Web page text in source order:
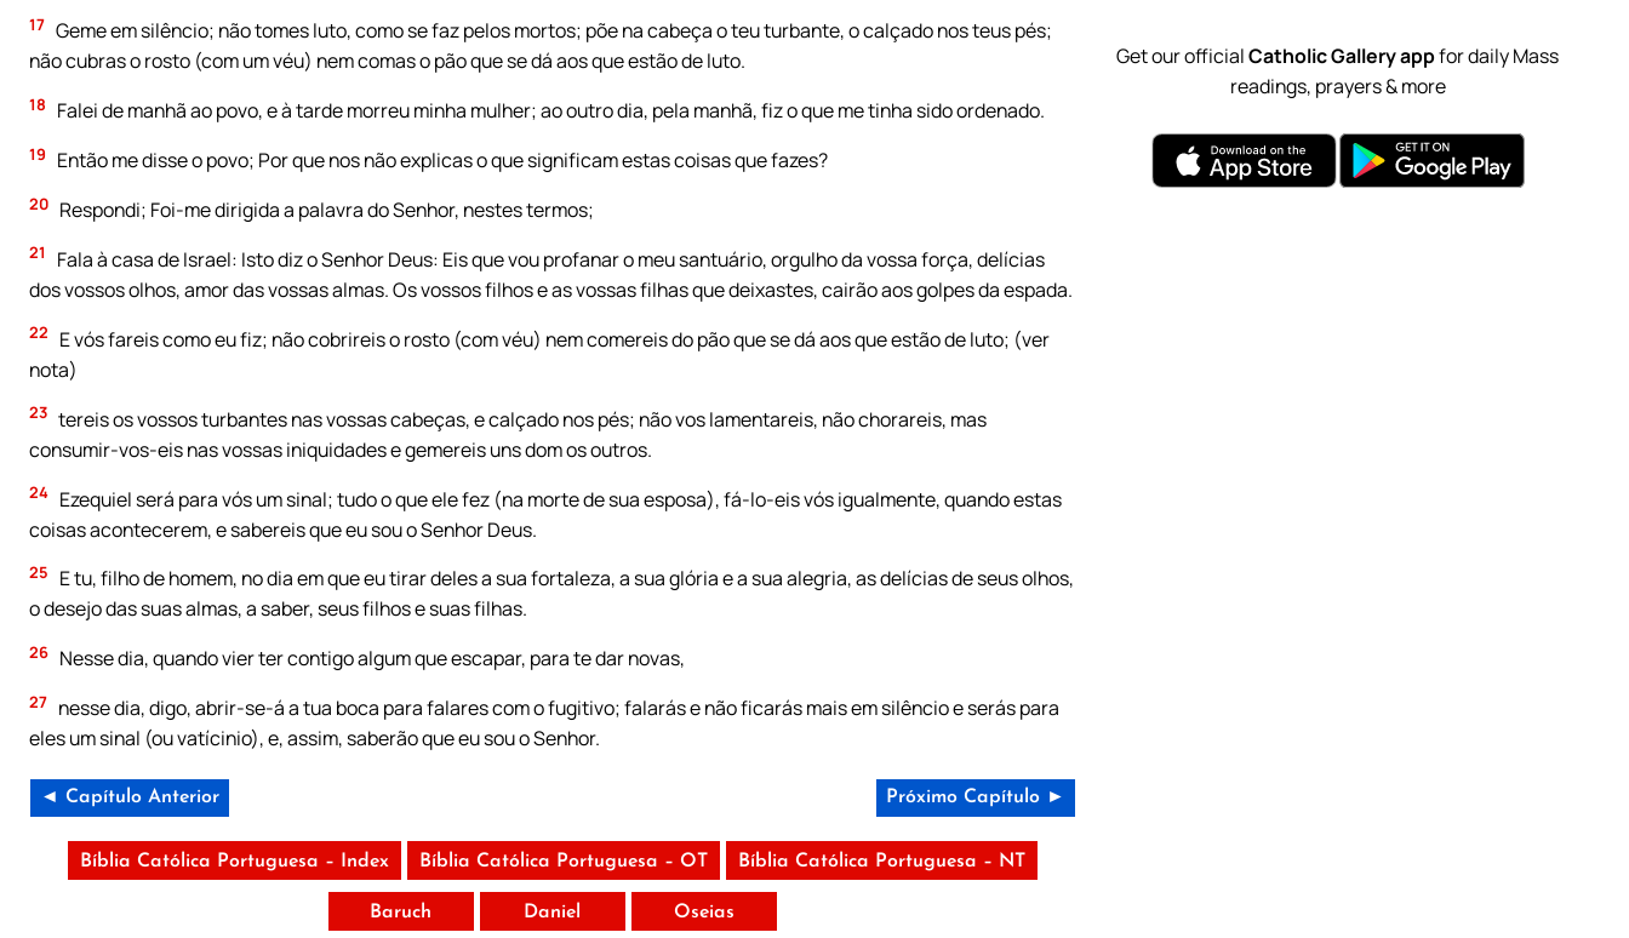
17 Geme em silêncio; não tomes luto, como se faz pelos mortos; põe na cabeça o teu turbante, o calçado nos teus pés;
não cubras o rosto (com um véu) nem comas o pão que se dá aos que estão de luto.
18 Falei de manhã ao povo, e à tarde morreu minha mulher; ao outro dia, pela manhã, fiz o que me tinha sido ordenado.
19 Então me disse o povo; Por que nos não explicas o que significam estas coisas que fazes?
20 Respondi; Foi-me dirigida a palavra do Senhor, nestes termos;
21
Fala à casa de Israel: Isto diz o Senhor Deus: Eis que vou profanar o meu santuário, orgulho da vossa força, delícias
dos vossos olhos, amor das vossas almas. Os vossos filhos e as vossas filhas que deixastes, cairão aos golpes da espada.
22
E vós fareis como eu fiz; não cobrireis o rosto (com véu) nem comereis do pão que se dá aos que estão de luto; (ver
nota)
23 tereis os vossos turbantes nas vossas cabeças, e calçado nos pés; não vos lamentareis, não chorareis, mas
consumir-vos-eis nas vossas iniquidades e gemereis uns dom os outros.
24 Ezequiel será para vós um sinal; tudo o que ele fez (na morte de sua esposa), fá-lo-eis vós igualmente, quando estas
coisas acontecerem, e sabereis que eu sou o Senhor Deus.
25
E tu, filho de homem, no dia em que eu tirar deles a sua fortaleza, a sua glória e a sua alegria, as delícias de seus olhos,
o desejo das suas almas, a saber, seus filhos e suas filhas.
26 Nesse dia, quando vier ter contigo algum que escapar, para te dar novas,
27 nesse dia, digo, abrir-se-á a tua boca para falares com o fugitivo; falarás e não ficarás mais em silêncio e serás para
eles um sinal (ou vatícinio), e, assim, saberão que eu sou o Senhor.
◄ Capítulo Anterior Próximo Capítulo ►
Bíblia Católica Portuguesa – Index Bíblia Católica Portuguesa – OT Bíblia Católica Portuguesa – NT
Baruch Daniel Oseias
Get our officialCatholic Gallery appfor daily Mass
readings, prayers & more